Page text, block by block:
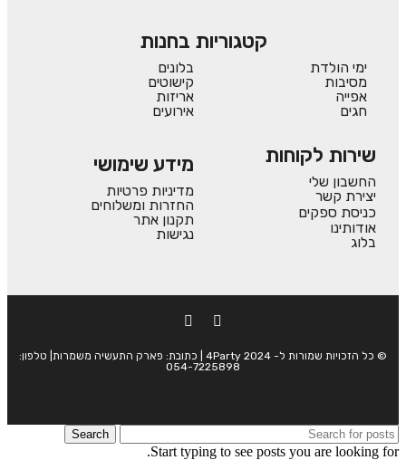
קטגוריות בחנות
ימי הולדת
מסיבות
אפייה
חגים
בלונים
קישוטים
אריזות
אירועים
שירות לקוחות
החשבון שלי
יצירת קשר
כניסת ספקים
אודותינו
בלוג
מידע שימושי
מדיניות פרטיות
החזרות ומשלוחים
תקנון אתר
נגישות
© כל הזכויות שמורות ל- 4Party 2024 | כתובת: פארק התעשיה משמרות| טלפון:
054-7225898
Search
Start typing to see posts you are looking for.